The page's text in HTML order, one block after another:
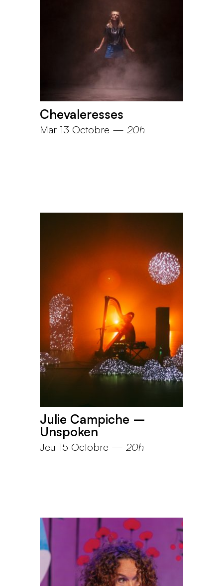
Chevaleresses
Mar 13 Octobre — 20h
Julie Campiche –
Unspoken
Jeu 15 Octobre — 20h